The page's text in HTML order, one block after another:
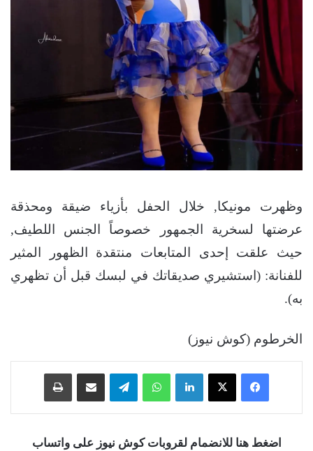
وظهرت مونيكا, خلال الحفل بأزياء ضيقة ومحذقة
عرضتها لسخرية الجمهور خصوصاً الجنس اللطيف,
حيث علقت إحدى المتابعات منتقدة الظهور المثير
للفنانة: (استشيري صديقاتك في لبسك قبل أن تظهري
به).
الخرطوم (كوش نيوز)
فيسبوك ‫X لينكدإن واتساب تيلقرام
اضغط هنا للانضمام لقروبات كوش نيوز على واتساب